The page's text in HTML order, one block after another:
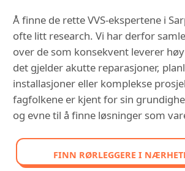
Å finne de rette VVS-ekspertene i
ofte litt research. Vi har derfor
over de som konsekvent leverer
det gjelder akutte reparasjoner,
installasjoner eller komplekse
fagfolkene er kjent for sin
og evne til å finne løsninger som
FINN RØRLEGGERE I